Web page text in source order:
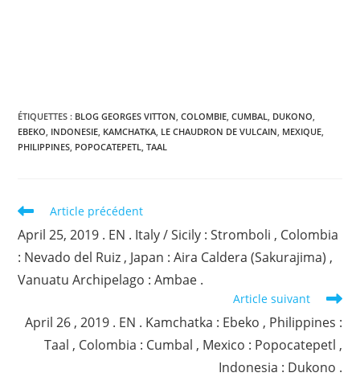
ÉTIQUETTES : BLOG GEORGES VITTON, COLOMBIE, CUMBAL, DUKONO,
EBEKO, INDONESIE, KAMCHATKA, LE CHAUDRON DE VULCAIN, MEXIQUE,
PHILIPPINES, POPOCATEPETL, TAAL
Read
more
articles
Article précédent
April 25, 2019 . EN . Italy / Sicily : Stromboli , Colombia
: Nevado del Ruiz , Japan : Aira Caldera (Sakurajima) ,
Vanuatu Archipelago : Ambae .
Article suivant
April 26 , 2019 . EN . Kamchatka : Ebeko , Philippines :
Taal , Colombia : Cumbal , Mexico : Popocatepetl ,
Indonesia : Dukono .